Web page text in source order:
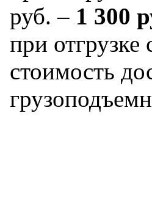
руб. – 1 300
при отгрузке
стоимость